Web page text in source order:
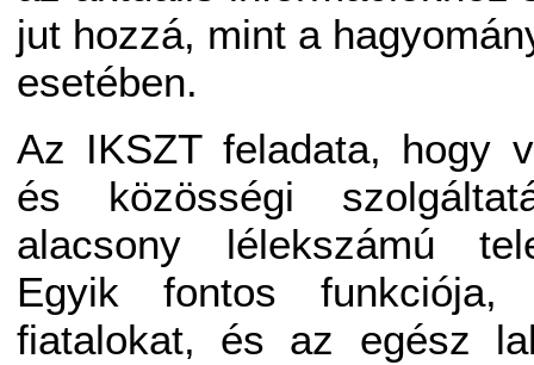
jut hozzá, mint a
esetében.
Az IKSZT feladata, hogy
és közösségi
alacsony lélekszámú
Egyik fontos
fiatalokat, és az egész